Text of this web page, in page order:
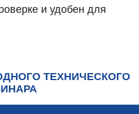
и удобен для
ТЕХНИЧЕСКОГО